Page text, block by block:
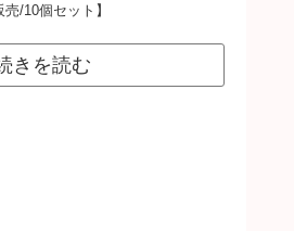
売/10個セット】
きを読む